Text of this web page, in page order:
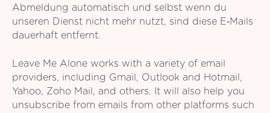
Abmeldung automatisch und selbst wenn du
unseren Dienst nicht mehr nutzt, sind diese E‑Mails
dauerhaft entfernt.
Leave Me Alone works with a variety of email
providers, including Gmail, Outlook and Hotmail,
Yahoo, Zoho Mail, and others. It will also help you
unsubscribe from emails from other platforms such